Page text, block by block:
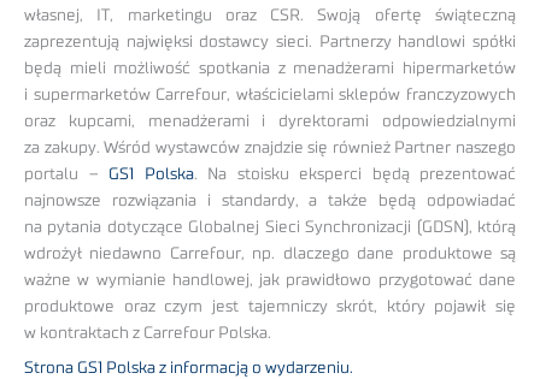
własnej, IT, marketingu oraz CSR. Swoją ofertę świąteczną
zaprezentują najwięksi dostawcy sieci. Partnerzy handlowi spółki
będą mieli możliwość spotkania z menadżerami hipermarketów
i supermarketów Carrefour, właścicielami sklepów franczyzowych
oraz kupcami, menadżerami i dyrektorami odpowiedzialnymi
za zakupy. Wśród wystawców znajdzie się również Partner naszego
portalu – GS1 Polska. Na stoisku eksperci będą prezentować
najnowsze rozwiązania i standardy, a także będą odpowiadać
na pytania dotyczące Globalnej Sieci Synchronizacji (GDSN), którą
wdrożył niedawno Carrefour, np. dlaczego dane produktowe są
ważne w wymianie handlowej, jak prawidłowo przygotować dane
produktowe oraz czym jest tajemniczy skrót, który pojawił się
w kontraktach z Carrefour Polska.
Strona GS1 Polska z informacją o wydarzeniu.